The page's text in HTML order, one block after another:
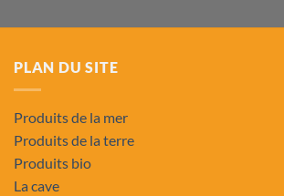
PLAN DU SITE
Produits de la mer
Produits de la terre
Produits bio
La cave